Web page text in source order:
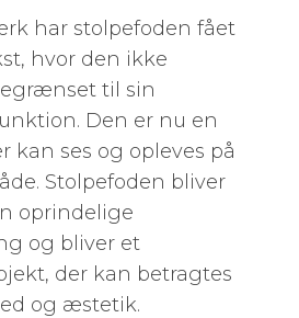
har stolpefoden fået
hvor den ikke
til sin
Den er nu en
kan ses og opleves på
Stolpefoden bliver
oprindelige
og bliver et
der kan betragtes
og æstetik.